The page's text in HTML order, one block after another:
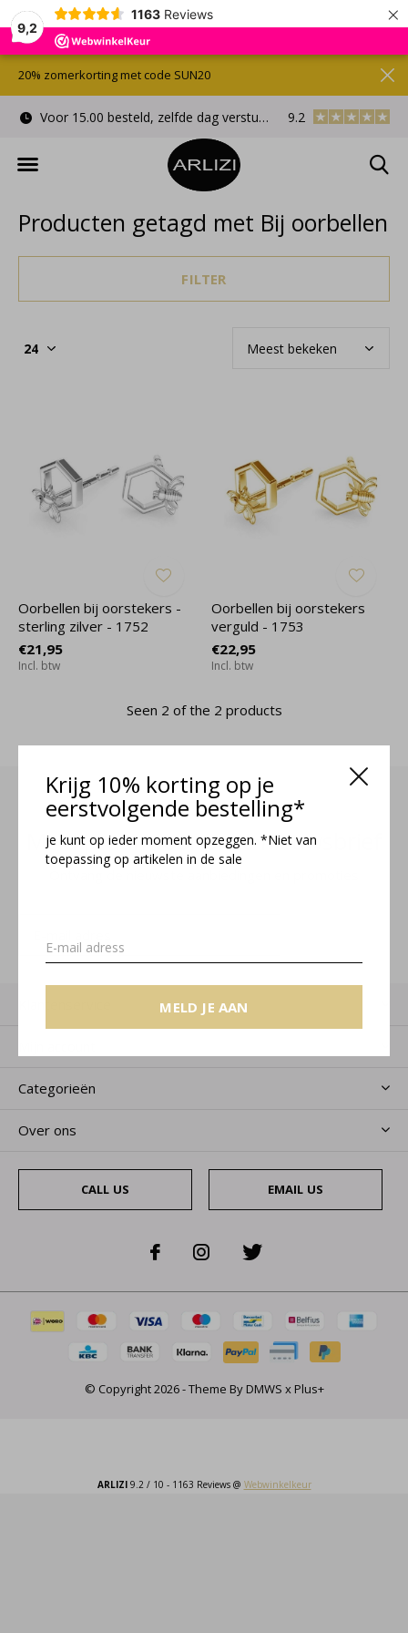
9,2
1163 Reviews ×
Krijg 10% korting op je
eerstvolgende bestelling*
je kunt op ieder moment opzeggen. *Niet van
toepassing op artikelen in de sale
MELD JE AAN
Voor 15.00 besteld, zelfde dag verstuurd Gratis
9.2
20% zomerkorting met code SUN20
Producten getagd met Bij oorbellen
FILTER
Oorbellen bij oorstekers -
sterling zilver - 1752
€21,95
Incl. btw
Oorbellen bij oorstekers
verguld - 1753
€22,95
Incl. btw
Seen 2 of the 2 products
Meld je aan voor onze nieuwsbrief
Categorieën
Over ons
CALL US EMAIL US
© Copyright2026- Theme ByDMWS x Plus+
ARLIZI9.2 / 10 - 1163 Reviews @ Webwinkelkeur